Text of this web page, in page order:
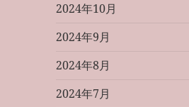
2024年10月
2024年9月
2024年8月
2024年7月